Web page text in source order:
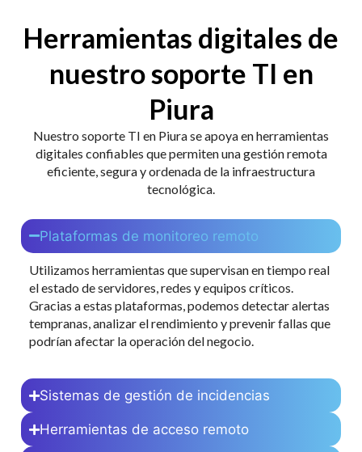
Herramientas digitales de
nuestro soporte TI en
Piura
Nuestro soporte TI en Piura se apoya en herramientas
digitales confiables que permiten una gestión remota
eficiente, segura y ordenada de la infraestructura
tecnológica.
Plataformas de monitoreo remoto
Utilizamos herramientas que supervisan en tiempo real
el estado de servidores, redes y equipos críticos.
Gracias a estas plataformas, podemos detectar alertas
tempranas, analizar el rendimiento y prevenir fallas que
podrían afectar la operación del negocio.
Sistemas de gestión de incidencias
Herramientas de acceso remoto